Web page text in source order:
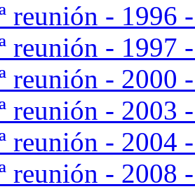
reunión - 1996
reunión - 1997
reunión - 2000
reunión - 2003
reunión - 2004
reunión - 2008